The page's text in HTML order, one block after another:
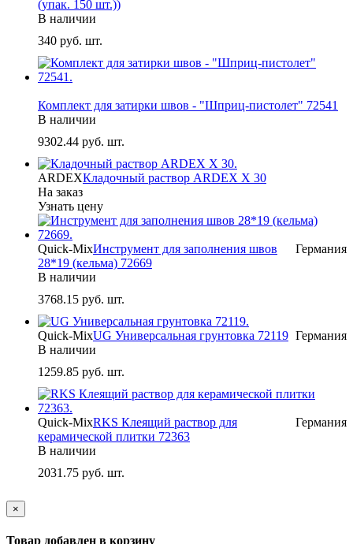
(упак. 150 шт.))
В наличии
340 руб. шт.
Комплект для затирки швов - "Шприц-пистолет" 72541
В наличии
9302.44 руб. шт.
ARDEXКладочный раствор ARDEX X 30
На заказ
Узнать цену
Quick-Mix Германия
Инструмент для заполнения швов
28*19 (кельма) 72669
В наличии
3768.15 руб. шт.
Quick-Mix Германия
UG Универсальная грунтовка 72119
В наличии
1259.85 руб. шт.
Quick-Mix Германия
RKS Клеящий раствор для
керамической плитки 72363
В наличии
2031.75 руб. шт.
×
Товар добавлен в корзину